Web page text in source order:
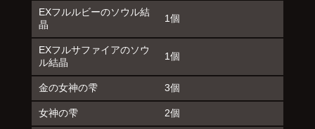
EXフルルビーのソウル結
晶
1個
EXフルサファイアのソウ
ル結晶
1個
金の女神の雫 3個
女神の雫 2個